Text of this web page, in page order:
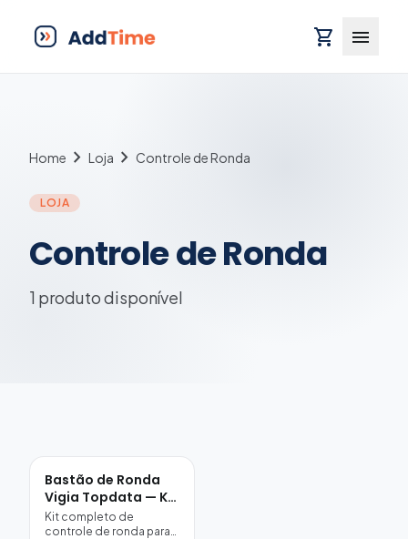
shopping_cart menu
Home chevron_right Loja chevron_right Controle de Ronda
LOJA
Controle de Ronda
1 produto disponível
Bastão de Ronda
Vigia Topdata — Kit
com iButtons
Kit completo de
controle de ronda para